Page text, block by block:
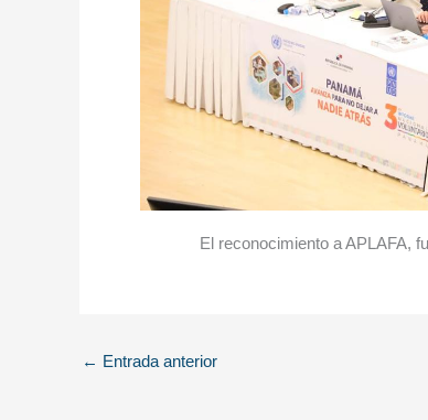
El reconocimiento a APLAFA,
← Entrada anterior